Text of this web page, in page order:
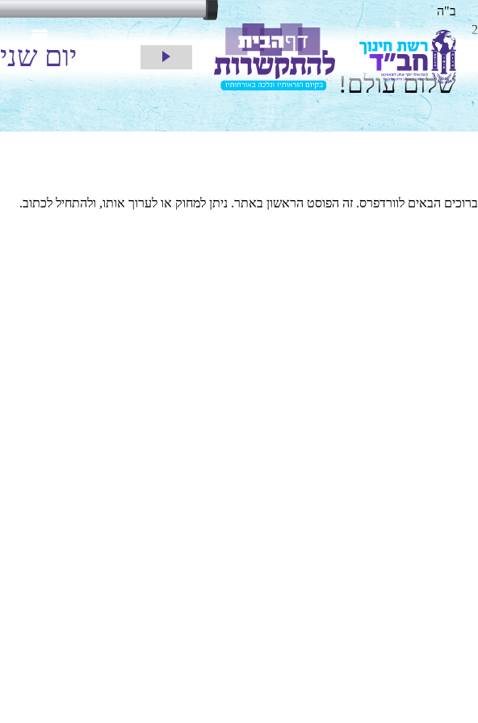
ב"ה
יום שני
2
שלום עולם!
ברוכים הבאים לוורדפרס. זה הפוסט הראשון באתר. ניתן למחוק או לערוך אותו, ולהתחיל לכתוב.